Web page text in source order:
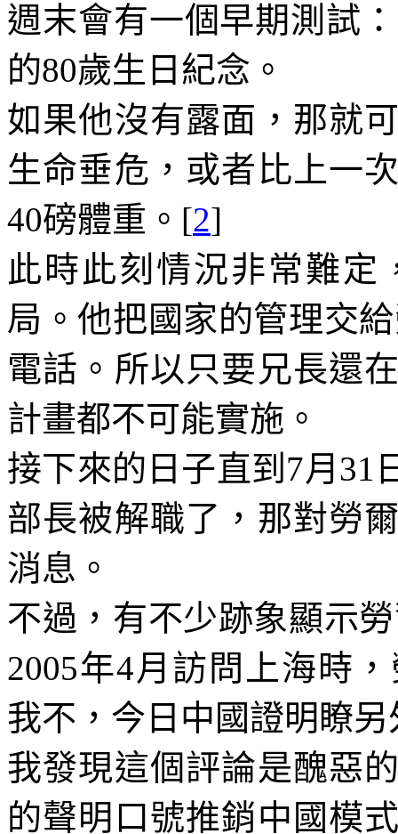
週末會有一個早期測試
的80歲生日紀念。
如果他沒有露面，那就
生命垂危，或者比上一
40磅體重。 [2]
此時此刻情況非常難定
局。他把國家的管理交
電話。所以只要兄長還
計畫都不可能實施。
接下來的日子直到 7月 31
部長被解職了，那對勞
消息。
不過，有不少跡象顯示
2005年4月訪問上海時
我不，今日中國證明瞭
我發現這個評論是醜惡
的聲明口號推銷中國模